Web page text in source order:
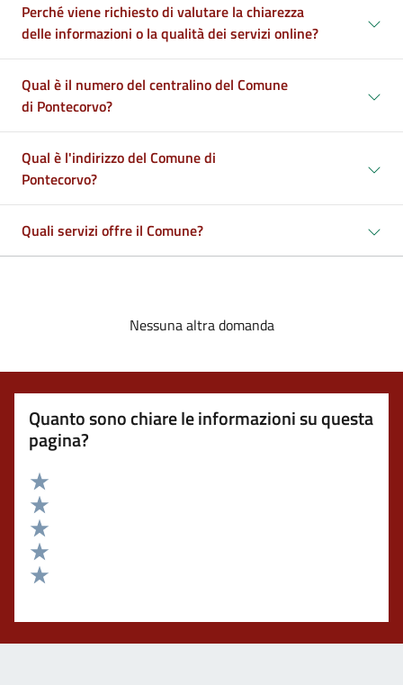
Perché viene richiesto di valutare la chiarezza
delle informazioni o la qualità dei servizi online?
Qual è il numero del centralino del Comune
di Pontecorvo?
Qual è l'indirizzo del Comune di
Pontecorvo?
Quali servizi offre il Comune?
Nessuna altra domanda
Quanto sono chiare le informazioni su questa
pagina?
Valuta 5 stelle su 5
Valuta 4 stelle su 5
Valuta 3 stelle su 5
Valuta 2 stelle su 5